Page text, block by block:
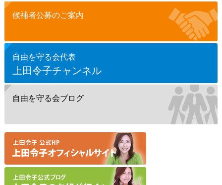
候補者公募のご案内
自由を守る会代表
上田令子チャンネル
自由を守る会ブログ